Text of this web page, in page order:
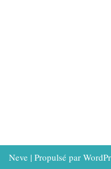
Neve | Propulsé par